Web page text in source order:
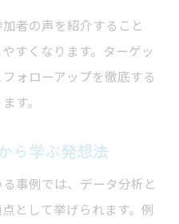
者の声を紹介すること
すくなります。ターゲッ
ォローアップを徹底する
す。
ら学ぶ発想法
事例では、データ分析と
として挙げられます。例